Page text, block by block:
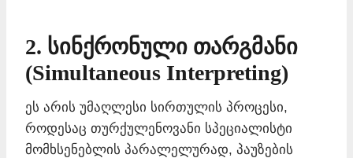
2. სინქრონული თარგმანი
(Simultaneous Interpreting)
ეს არის უმაღლესი სირთულის პროცესი,
როდესაც თურქულენოვანი სპეციალისტი
მომხსენებლის პარალელურად, პაუზების